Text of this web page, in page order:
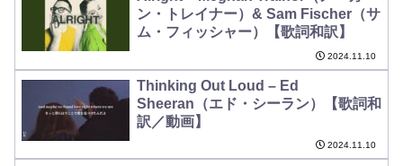
ン・トレイナー）& Sam Fischer（サ
ム・フィッシャー）【歌詞和訳】
2024.11.10
Thinking Out Loud – Ed
Sheeran（エド・シーラン）【歌詞和
訳／動画】
2024.11.10